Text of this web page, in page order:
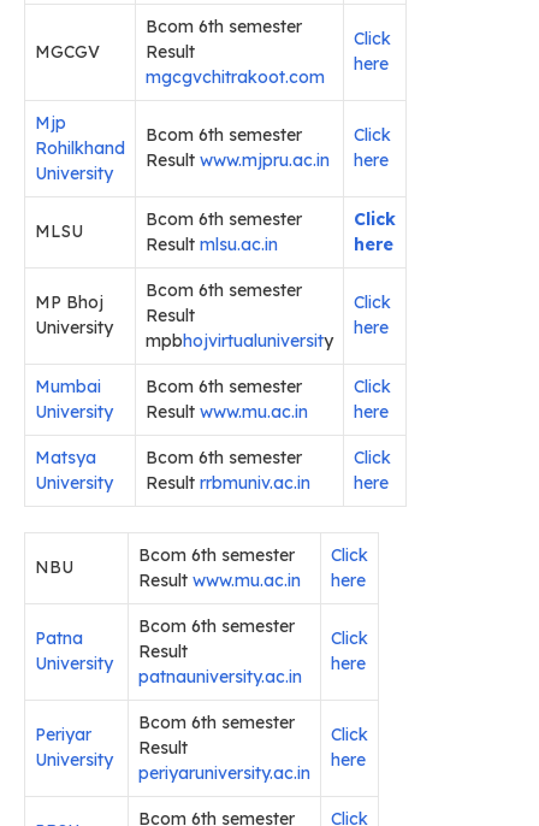
MGCGV
Bcom 6th semester
Result
mgcgvchitrakoot.com
Click
here
Mjp
Rohilkhand
University
Bcom 6th semester
Result www.mjpru.ac.in
Click
here
MLSU
Bcom 6th semester
Result mlsu.ac.in
Click
here
MP Bhoj
University
Bcom 6th semester
Result
mpbhojvirtualuniversity
Click
here
Mumbai
University
Bcom 6th semester
Result www.mu.ac.in
Click
here
Matsya
University
Bcom 6th semester
Result rrbmuniv.ac.in
Click
here
NBU
Bcom 6th semester
Result www.mu.ac.in
Click
here
Patna
University
Bcom 6th semester
Result
patnauniversity.ac.in
Click
here
Periyar
University
Bcom 6th semester
Result
periyaruniversity.ac.in
Click
here
Bcom 6th semester
Click